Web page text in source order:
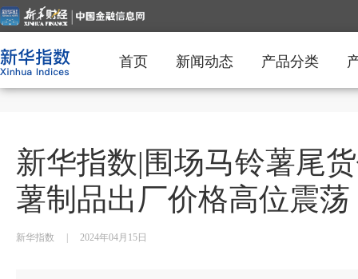
首页 新闻动态 产品分类
新华指数|围场马铃薯尾
薯制品出厂价格高位震荡
新华指数 2024年04月15日